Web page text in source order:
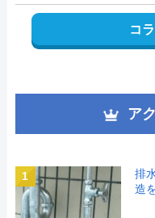
コ
ア
1
排
造